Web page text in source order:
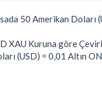
50 Amerikan Doları
XAU Kuruna göre
(USD) = 0,01 Altın